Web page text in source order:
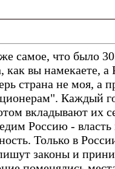
самое, что было 30
как вы намекаете,
страна не моя, а
Каждый
вкладывают их
Россию - власть
Только в
законы и